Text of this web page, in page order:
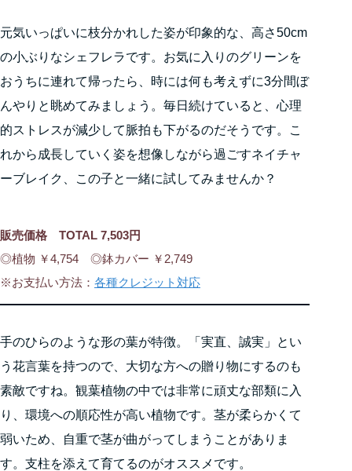
元気いっぱいに枝分かれした姿が印象的な、高さ50cm
の小ぶりなシェフレラです。お気に入りのグリーンを
おうちに連れて帰ったら、時には何も考えずに3分間ぼ
んやりと眺めてみましょう。毎日続けていると、心理
的ストレスが減少して脈拍も下がるのだそうです。こ
れから成長していく姿を想像しながら過ごすネイチャ
ーブレイク、この子と一緒に試してみませんか？
販売価格 TOTAL 7,503円
◎植物 ￥4,754 ◎鉢カバー ￥2,749
※お支払い方法： 各種クレジット対応
手のひらのような形の葉が特徴。「実直、誠実」とい
う花言葉を持つので、大切な方への贈り物にするのも
素敵ですね。観葉植物の中では非常に頑丈な部類に入
り、環境への順応性が高い植物です。茎が柔らかくて
弱いため、自重で茎が曲がってしまうことがありま
す。支柱を添えて育てるのがオススメです。